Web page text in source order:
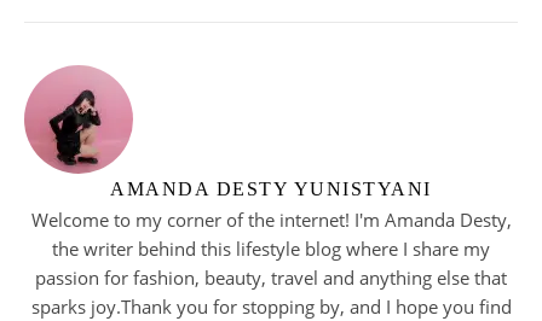
AMANDA DESTY YUNISTYANI
Welcome to my corner of the internet! I'm Amanda Desty,
the writer behind this lifestyle blog where I share my
passion for fashion, beauty, travel and anything else that
sparks joy.Thank you for stopping by, and I hope you find